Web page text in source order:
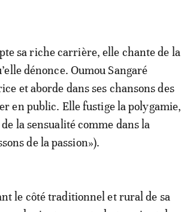
sa riche carrière, elle chante de la
dénonce. Oumou Sangaré
et aborde dans ses chansons des
en public. Elle fustige la polygamie,
la sensualité comme dans la
de la passion»).
le côté traditionnel et rural de sa